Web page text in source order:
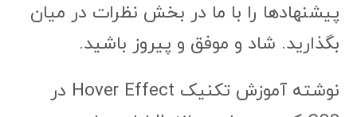
پیشنهادها را با ما در بخش نظرات در میان
بگذارید. شاد و موفق و پیروز باشید.
نوشته آموزش تکنیک Hover Effect در